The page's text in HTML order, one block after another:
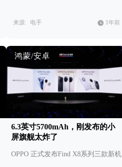
来源: 电手 1年前
鸿蒙/安卓
6.3英寸5700mAh，刚发布的小
屏旗舰太炸了
OPPO 正式发布Find X8系列三款新机